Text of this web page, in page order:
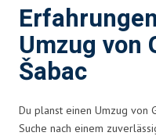
Umzug von
Šabac
Du planst einen Umzug von
Suche nach einem